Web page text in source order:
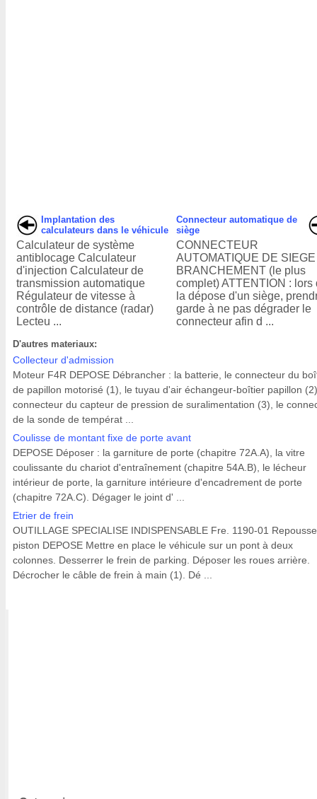
Implantation des
calculateurs dans le véhicule
Calculateur de système
antiblocage Calculateur
d'injection Calculateur de
transmission automatique
Régulateur de vitesse à
contrôle de distance (radar)
Lecteu ...
Connecteur automatique de
siège
CONNECTEUR
AUTOMATIQUE DE SIEGE
BRANCHEMENT (le plus
complet) ATTENTION : lors
la dépose d'un siège,
garde à ne pas dégrader le
connecteur afin d ...
D'autres materiaux:
Collecteur d'admission
Moteur F4R DEPOSE Débrancher : la batterie, le connecteur du
de papillon motorisé (1), le tuyau d'air échangeur-boîtier papillon
connecteur du capteur de pression de suralimentation (3), le
de la sonde de températ ...
Coulisse de montant fixe de porte avant
DEPOSE Déposer : la garniture de porte (chapitre 72A.A), la vitre
coulissante du chariot d'entraînement (chapitre 54A.B), le lécheur
intérieur de porte, la garniture intérieure d'encadrement de porte
(chapitre 72A.C). Dégager le joint d' ...
Etrier de frein
OUTILLAGE SPECIALISE INDISPENSABLE Fre. 1190-01 Repousse
piston DEPOSE Mettre en place le véhicule sur un pont à deux
colonnes. Desserrer le frein de parking. Déposer les roues arrière.
Décrocher le câble de frein à main (1). Dé ...